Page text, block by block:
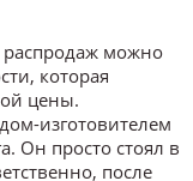
распродаж можно
которая
цены.
изготовителем
Он просто стоял в
после